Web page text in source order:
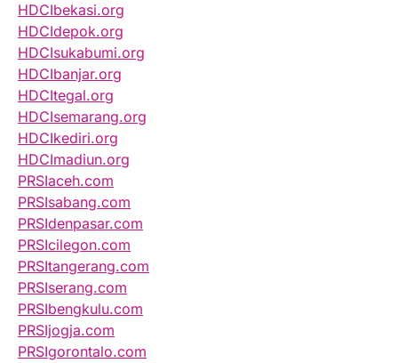
HDCIbekasi.org
HDCIdepok.org
HDCIsukabumi.org
HDCIbanjar.org
HDCItegal.org
HDCIsemarang.org
HDCIkediri.org
HDCImadiun.org
PRSIaceh.com
PRSIsabang.com
PRSIdenpasar.com
PRSIcilegon.com
PRSItangerang.com
PRSIserang.com
PRSIbengkulu.com
PRSIjogja.com
PRSIgorontalo.com